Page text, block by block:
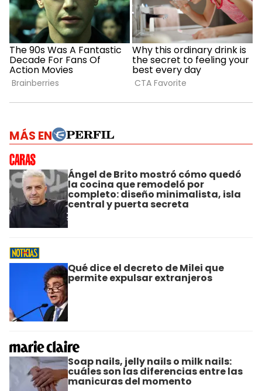
MÁS EN
Ángel de Brito mostró cómo quedó
la cocina que remodeló por
completo: diseño minimalista, isla
central y puerta secreta
Qué dice el decreto de Milei que
permite expulsar extranjeros
Soap nails, jelly nails o milk nails:
cuáles son las diferencias entre las
manicuras del momento